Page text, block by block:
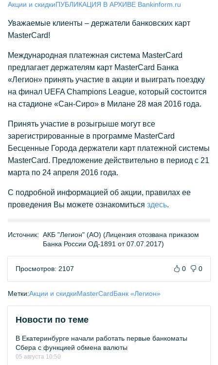
Акции и скидкиПУБЛИКАЦИЯ В АРХИВЕ Bankinform.ru
Уважаемые клиенты – держатели банковских карт
MasterCard!
Международная платежная система MasterCard
предлагает держателям карт MasterCard Банка
«Легион» принять участие в акции и выиграть поездку
на финал UEFA Champions League, который состоится
на стадионе «Сан-Сиро» в Милане 28 мая 2016 года.
Принять участие в розыгрыше могут все
зарегистрированные в программе MasterCard
Бесценные Города держатели карт платежной системы
MasterCard. Предложение действительно в период с 21
марта по 24 апреля 2016 года.
С подробной информацией об акции, правилах ее
проведения Вы можете ознакомиться здесь.
Источник: АКБ "Легион" (АО) (Лицензия отозвана приказом
Банка России ОД-1891 от 07.07.2017)
Просмотров: 2107 0 0
Метки:Акции и скидкиMasterCardБанк «Легион»
Новости по теме
В Екатеринбурге начали работать первые банкоматы
Сбера с функцией обмена валюты
05 августа 10:50